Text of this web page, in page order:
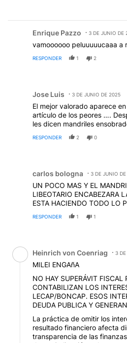
Enrique Pazzo 3 DE JUNIO DE
vamoooooo peluuuuucaaa a
RESPONDER 1 2
Jose Luis 3 DE JUNIO DE 2025
El mejor valorado aparece
artículo de los peores ….
les dicen mandriles
RESPONDER 2 0
carlos bologna 3 DE JUNIO
UN POCO MAS Y EL
LIBEOTARIO ENCABEZARA
ESTA HACIENDO TODO LO
RESPONDER 1 1
Comentario de Heinrich von
Heinrich von Coenriag 3
MILEI ENGAñA
NO HAY SUPERÁVIT FISCAL
CONTABILIZAN LOS
LECAP/BONCAP. ESOS
DEUDA PUBLICA Y
La práctica de omitir los
resultado financiero afecta
transparencia de las